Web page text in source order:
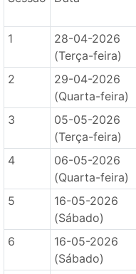
1
28-04-2026
(Terça-feira)
2
29-04-2026
(Quarta-feira)
3
05-05-2026
(Terça-feira)
4
06-05-2026
(Quarta-feira)
5
16-05-2026
(Sábado)
6
16-05-2026
(Sábado)